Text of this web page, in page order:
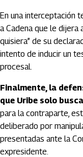
En una interceptación
a Cadena que le dijera
quisiera” de su
intento de inducir un
procesal.
Finalmente, la
que Uribe solo
para la contraparte,
deliberado por
presentadas ante la
expresidente.